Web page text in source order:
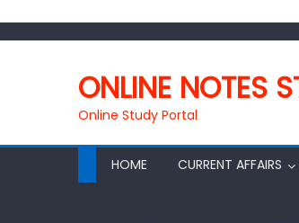
ONLINE NOTES
Online Study Portal
HOME CURRENT AFFAIRS